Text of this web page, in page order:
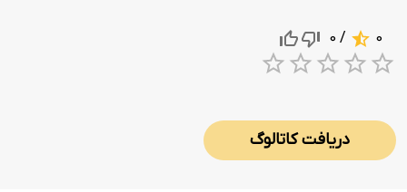
0
/ 0
دریافت کاتالوگ